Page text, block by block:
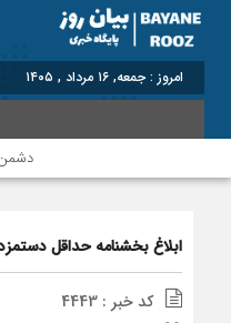
دشمن
ابلاغ بخشنامه حداقل دستمزد سال
کد خبر : 4443